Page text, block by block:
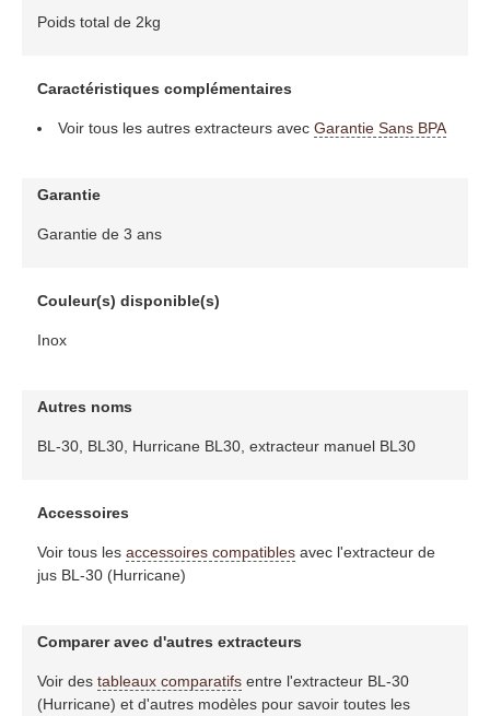
Poids total de 2kg
Caractéristiques complémentaires
Voir tous les autres extracteurs avec Garantie Sans BPA
Garantie
Garantie de 3 ans
Couleur(s) disponible(s)
Inox
Autres noms
BL-30, BL30, Hurricane BL30, extracteur manuel BL30
Accessoires
Voir tous les accessoires compatiblesavec l'extracteur de
jus BL-30 (Hurricane)
Comparer avec d'autres extracteurs
Voir des tableaux comparatifsentre l'extracteur BL-30
(Hurricane) et d'autres modèles pour savoir toutes les